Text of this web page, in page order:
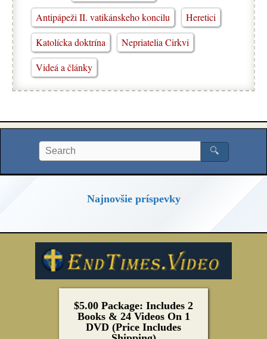
Antipápeži II. vatikánskeho koncilu
Heretici
Katolícka doktrína
Nepriatelia Cirkvi
Videá a články
🔍
Najnovšie príspevky
$5.00 Package: Includes 2
Books & 24 Videos On 1
DVD (Price Includes